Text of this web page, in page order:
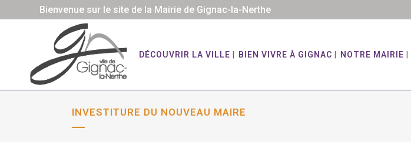
Bienvenue sur le site de la Mairie de Gignac-la-Nerthe
DÉCOUVRIR LA VILLE BIEN VIVRE À GIGNAC NOTRE MAIRIE
INVESTITURE DU NOUVEAU MAIRE